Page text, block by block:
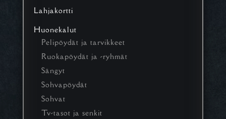
Lahjakortti
Huonekalut
Pelipöydät ja tarvikkeet
Ruokapöydät ja -ryhmät
Sängyt
Sohvapöydät
Sohvat
Tv-tasot ja senkit